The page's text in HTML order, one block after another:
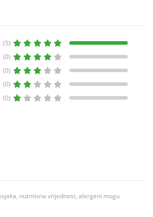
(5)
(0)
(0)
(0)
(0)
nutritivna vrijednost, alergeni mogu